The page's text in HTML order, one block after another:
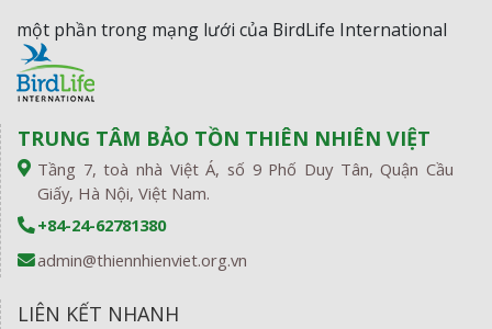
một phần trong mạng lưới của BirdLife International
TRUNG TÂM BẢO TỒN THIÊN NHIÊN VIỆT
Tầng 7, toà nhà Việt Á, số 9 Phố Duy Tân, Quận Cầu
Giấy, Hà Nội, Việt Nam.
+84-24-62781380
admin@thiennhienviet.org.vn
LIÊN KẾT NHANH